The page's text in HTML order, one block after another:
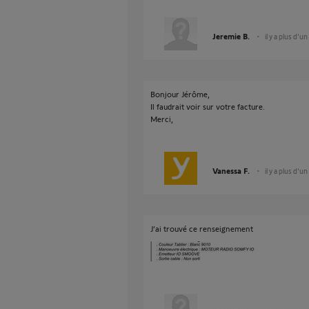
Jeremie B. il y a plus d'un
Bonjour Jérôme,
Il faudrait voir sur votre facture.
Merci,
Vanessa F. il y a plus d'un
J’ai trouvé ce renseignement